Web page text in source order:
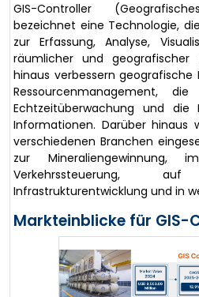
GIS-Controller
bezeichnet eine Technologie,
zur Erfassung, Analyse,
räumlicher und geografischer
hinaus verbessern
Ressourcenmanagement,
Echtzeitüberwachung und die
Informationen. Darüber hinaus
verschiedenen Branchen
zur Mineraliengewinnung,
Verkehrssteuerung,
Infrastrukturentwicklung und in
Markteinblicke für GIS-